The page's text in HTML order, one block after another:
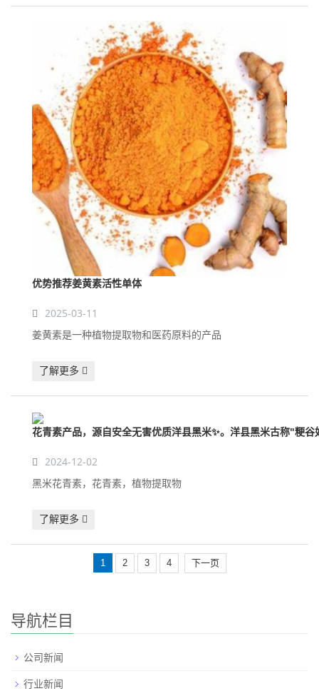
优势推荐姜黄素活性单体
2025-03-11
姜黄素是一种植物提取物和医药原料的产品
了解更多
花青素产品，源自安全无害优质洋县黑米✨。洋县黑米古称"粳
2024-12-02
黑米花青素，花青素，植物提取物
了解更多
1 2 3 4 下一页
导航栏目
公司新闻
行业新闻